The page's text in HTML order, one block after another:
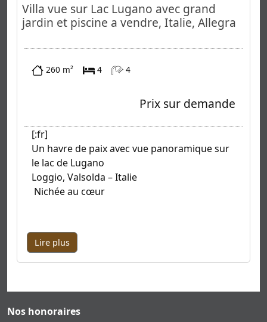
Villa vue sur Lac Lugano avec grand
jardin et piscine a vendre, Italie, Allegra
260 m² 4 4
Prix sur demande
[:fr]
Un havre de paix avec vue panoramique sur
le lac de Lugano
Loggio, Valsolda – Italie
Nichée au cœur
Lire plus
Nos honoraires